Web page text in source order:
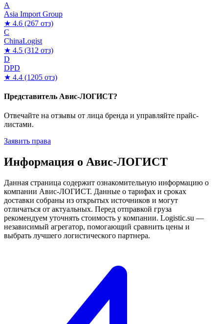
A
Asia Import Group
★ 4.6 (267 отз)
C
ChinaLogist
★ 4.5 (312 отз)
D
DPD
★ 4.4 (1205 отз)
Представитель Авис-ЛОГИСТ?
Отвечайте на отзывы от лица бренда и управляйте прайс-
листами.
Заявить права
Информация о Авис-ЛОГИСТ
Данная страница содержит ознакомительную информацию о
компании Авис-ЛОГИСТ. Данные о тарифах и сроках
доставки собраны из открытых источников и могут
отличаться от актуальных. Перед отправкой груза
рекомендуем уточнять стоимость у компании. Logistic.su —
независимый агрегатор, помогающий сравнить цены и
выбрать лучшего логистического партнера.